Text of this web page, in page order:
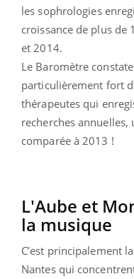
les sophrologies
croissance de plus de
et 2014.
Le Baromètre
particulièrement fort
thérapeutes qui
recherches annuelles,
comparée à 2013 !
L'Aube et
la musique
C’est principalement
Nantes qui